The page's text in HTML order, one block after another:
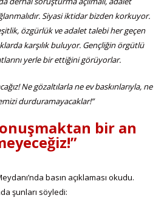
Siyasi iktidar bizden korkuyor.
özgürlük ve adalet talebi her geçen
karşılık buluyor. Gençliğin örgütlü
yerle bir ettiğini görüyorlar.
Ne gözaltılarla ne ev baskınlarıyla, ne
durduramayacaklar!”
bir an
basın açıklaması okudu.
şunları söyledi: